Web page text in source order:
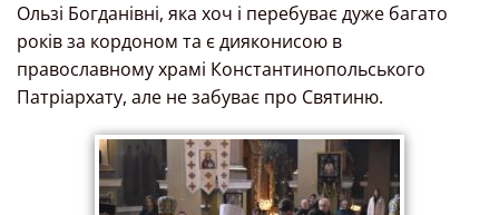
Ользі Богданівні, яка хоч і перебуває дуже багато
років за кордоном та є дияконисою в
православному храмі Константинопольського
Патріархату, але не забуває про Святиню.